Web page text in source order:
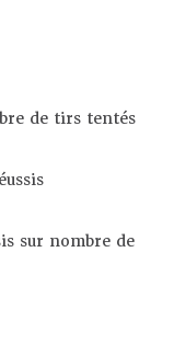
de tirs tentés
sur nombre de